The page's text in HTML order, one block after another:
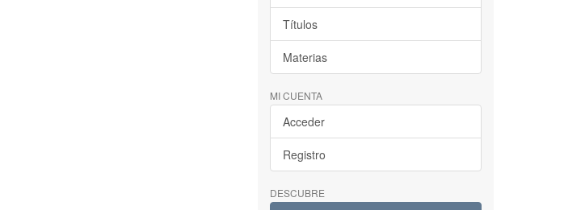
Títulos
Materias
MI CUENTA
Acceder
Registro
DESCUBRE